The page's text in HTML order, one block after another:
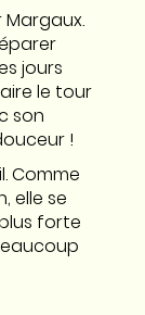
Margaux.
jours
le tour
son
!
Comme
elle se
forte